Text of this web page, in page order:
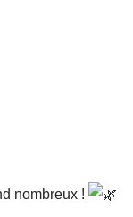
nombreux !